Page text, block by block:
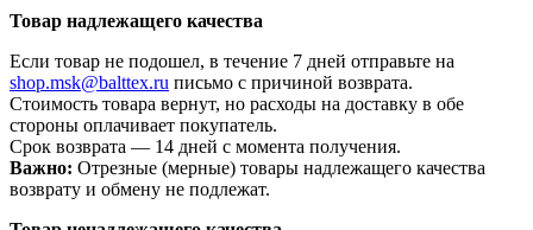
Товар надлежащего качества
Если товар не подошел, в течение 7 дней отправьте на
shop.msk@balttex.ru письмо с причиной возврата.
Стоимость товара вернут, но расходы на доставку в обе
стороны оплачивает покупатель.
Срок возврата — 14 дней с момента получения.
Важно: Отрезные (мерные) товары надлежащего качества
возврату и обмену не подлежат.